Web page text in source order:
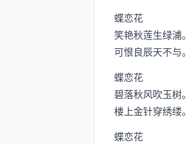
蝶恋花
笑艳秋莲生绿浦
可恨良辰天不与
蝶恋花
碧落秋风吹玉树
楼上金针穿绣缕
蝶恋花